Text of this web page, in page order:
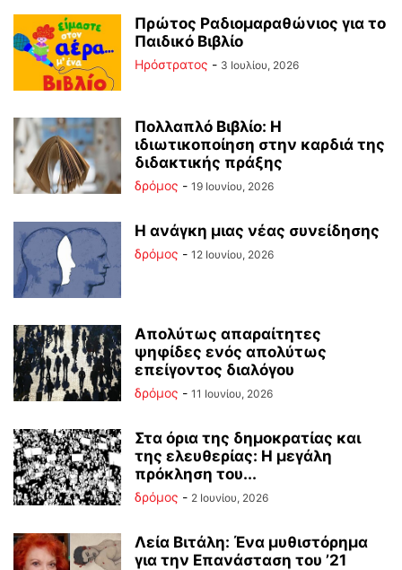
Πρώτος Ραδιομαραθώνιος για το
Παιδικό Βιβλίο
Ηρόστρατος - 3 Ιουλίου, 2026
Πολλαπλό Βιβλίο: Η
ιδιωτικοποίηση στην καρδιά της
διδακτικής πράξης
δρόμος - 19 Ιουνίου, 2026
Η ανάγκη μιας νέας συνείδησης
δρόμος - 12 Ιουνίου, 2026
Απολύτως απαραίτητες
ψηφίδες ενός απολύτως
επείγοντος διαλόγου
δρόμος - 11 Ιουνίου, 2026
Στα όρια της δημοκρατίας και
της ελευθερίας: Η μεγάλη
πρόκληση του...
δρόμος - 2 Ιουνίου, 2026
Λεία Βιτάλη: Ένα μυθιστόρημα
για την Επανάσταση του ’21